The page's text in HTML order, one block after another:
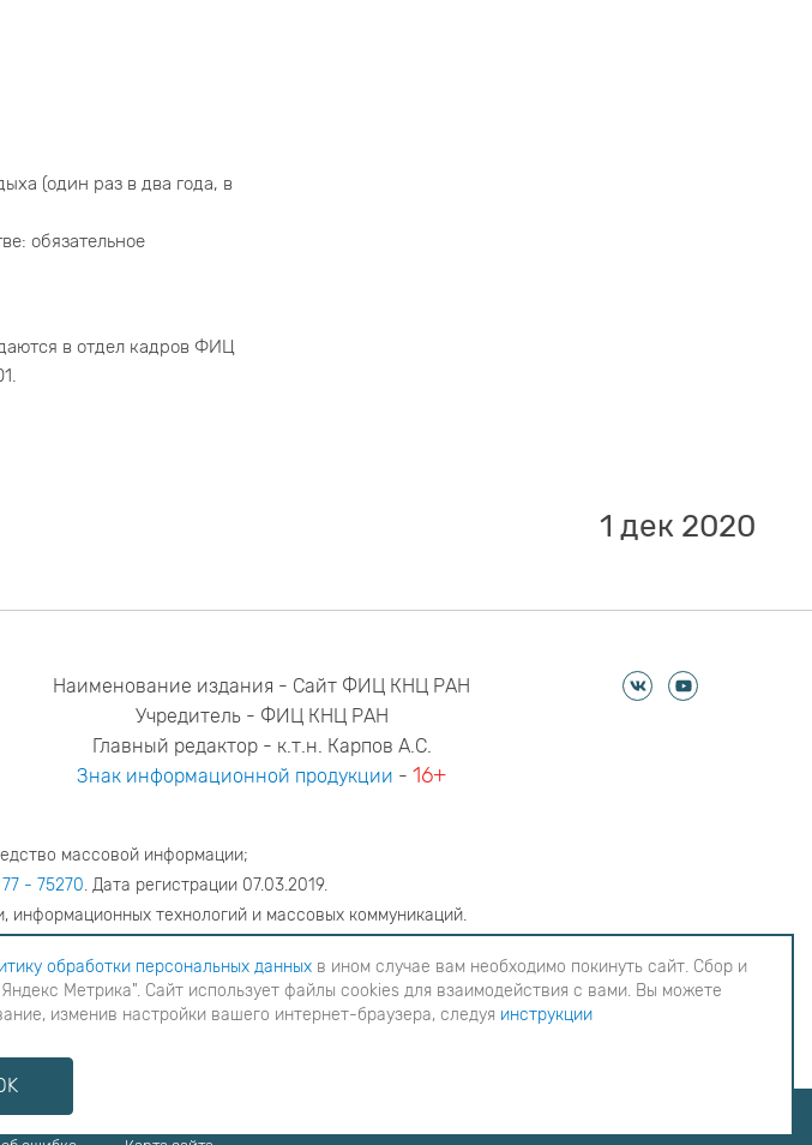
(один раз в два года, в
обязательное
в отдел кадров ФИЦ
1 дек 2020
Наименование издания - Сайт ФИЦ КНЦ РАН
Учредитель - ФИЦ КНЦ РАН
Главный редактор - к.т.н. Карпов А.С.
Знак информационной продукции -16+
массовой информации;
- 75270. Дата регистрации 07.03.2019.
технологий и массовых коммуникаций.
телефон редакции81555-79-516
в ином случае вам необходимо покинуть сайт. Сбор и обработка
Сайт использует файлы cookies для взаимодействия с вами. Вы можете согласиться на
коррупции
обработки персональных данныхв ином случае вам необходимо покинуть сайт. Сбор и
Метрика". Сайт использует файлы cookies для взаимодействия с вами. Вы можете
изменив настройки вашего интернет-браузера, следуя инструкции